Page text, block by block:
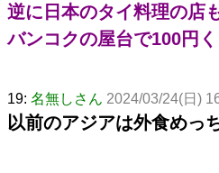
逆に日本のタイ料理の店
バンコクの屋台で100円
19: 名無しさん 2024/03/24(日)
以前のアジアは外食めっ